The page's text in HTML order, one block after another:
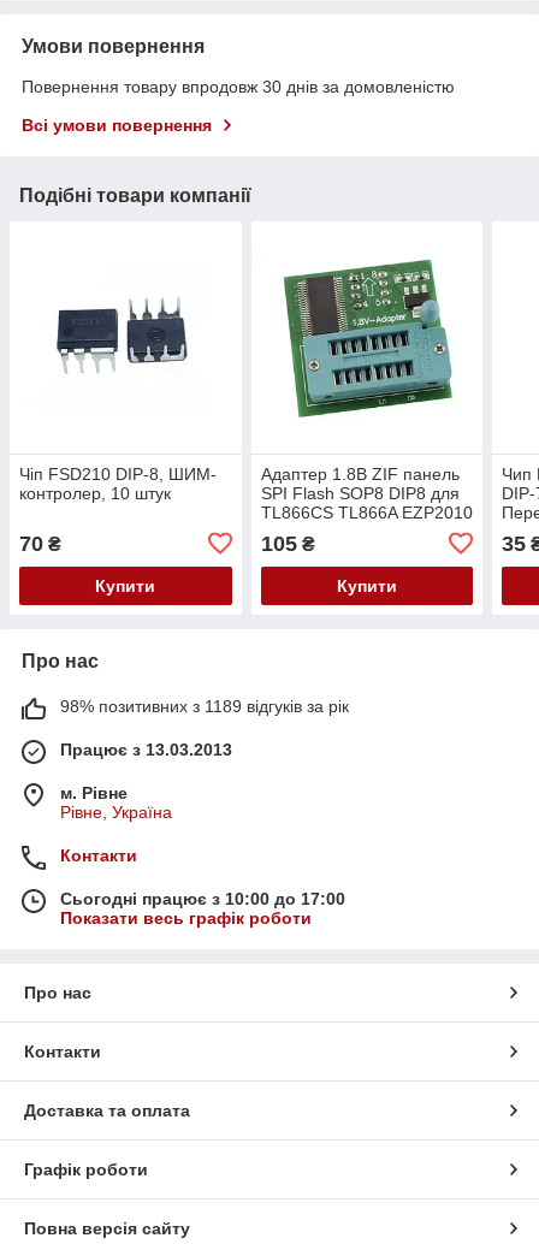
Умови повернення
Повернення товару впродовж 30 днів за домовленістю
Всі умови повернення
Подібні товари компанії
Чіп FSD210 DIP-8, ШИМ-
контролер, 10 штук
70 ₴
Купити
Адаптер 1.8В ZIF панель
SPI Flash SOP8 DIP8 для
TL866CS TL866A EZP2010
105₴
Купити
Чип
35
Про нас
98% позитивних з 1189 відгуків за рік
Працює з 13.03.2013
м. Рівне
Рівне, Україна
Контакти
Сьогодні працює з 10:00 до 17:00
Показати весь графік роботи
Про нас
Контакти
Доставка та оплата
Графік роботи
Повна версія сайту